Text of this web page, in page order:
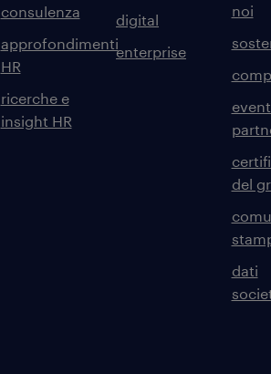
consulenza
approfondimenti
HR
ricerche e
insight HR
digital
enterprise
noi
del
dati